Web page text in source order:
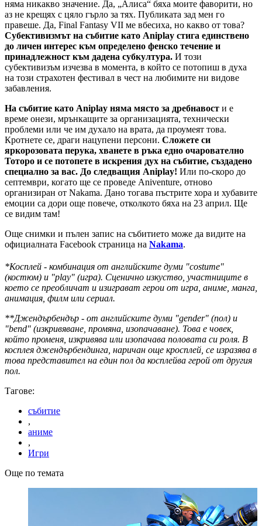
няма никакво значение. Да, „Алиса“ бяха моите фаворити, но
аз не крещях с цяло гърло за тях. Публиката зад мен го
правеше. Да, Final Fantasy VII ме вбесиха, но какво от това?
Субективизмът на събитие като Aniplay стига единствено
до личен интерес към определено фенско течение и
принадлежност към дадена субкултура. И този
субективизъм изчезва в момента, в който се потопиш в духа
на този страхотен фестивал в чест на любимите ни видове
забавления.
На събитие като Aniplay няма място за дребнавост и е
време онези, мрънкащите за организацията, технически
проблеми или че им духало на врата, да проумеят това.
Кротнете се, драги нацупени персони. Сложете си
яркорозовата перука, хванете в ръка едно очарователно
Тоторо и се потопете в искрения дух на събитие, създадено
специално за вас. До следващия Aniplay! Или по-скоро до
септември, когато ще се проведе Aniventure, отново
организиран от Nakama. Дано тогава пъстрите хора и хубавите
емоции са дори още повече, отколкото бяха на 23 април. Ще
се видим там!
Още снимки и пълен запис на събитието може да видите на
официалната Facebook страница на Nakama.
*Косплей - комбинация от английските думи "costume"
(костюм) и "play" (игра). Сценично изкуство, участниците в
което се преобличат и изиграват герои от игра, аниме, манга,
анимация, филм или сериал.
**Джендърбендър - от английските думи "gender" (пол) и
"bend" (изкривяване, промяна, изопачаване). Това е човек,
който променя, изкривява или изопачава половата си роля. В
косплея джендърбендинга, наричан още кросплей, се изразява в
това представител на един пол да косплейва герой от другия
пол.
Тагове:
събитие
,
аниме
,
Игри
Още по темата